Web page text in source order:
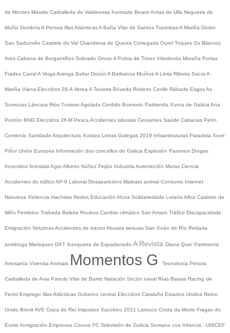
de Montes Maside Carballeda de Valdeorras Xermade BearizAntas de Ulla Negueira de
Muñiz Dumbría A Peroxa Illas AtlánticasA Baña Vilar de Santos TrasmirasA Mariña Dodro
San Sadurniño Castrelo do Val Chandrexa de Queixa Cortegada Ourol Toques Os Blancos
Ares Cabana de Bergantiños Sobrado Oroso A Pobra de Trives Vilardevós Moraña Portas
Frades CarralA Veiga Aranga Baltar Dozón A Barbanza MuíñosA Limia Ribeira Sacra A
Mariña Viana Eleccións 28-A Verea A Teixeira Bóveda Rodeiro Cenlle Rábade EsgosAs
Somozas Láncara Riós Turismo Agolada Cerdido Boimorto Padrenda Xunta de Galicia Ana
Pontón BNG Eleccións 26-M Pesca Accidentes laborais Cervantes Saúde Cabanas Petín
Comercio Sanidade Arquitectura Xustiza Letras Galegas 2019 Infraestruturas Paradela Xove
Piñor Unión Europea Información dos concellos de Galicia Explosión Paramos Drogas
Incendios forestaisAgro Alberto Núñez Feijóo Industria Automoción Muras Ciencia
Accidentes de tráfico AP-9 Laboral Desaparicións Maltrato animal Consumo Internet
Natureza Violencia machista Redes Educación Alcoa Solidariedade Lotaría Alfoz Castrelo de
Miño Feminino Trabada Baleira Roubos Cambio climático San Amaro Tráfico Discapacidade
Emigración VelutinasAccidentes de tractorAbusos sexuais San Xoán de Río Redada
antidroga Marisqueo DXT Xunqueira de Espadanedo A Revista Diana Quer Patrimonio
Artesanía Vivenda Animais Momentos G Tecnoloxía Pintura
Carballeda de Avia Parrulo Vilar de Barrio Natación Sector naval Rías Baixas Racing de
Ferrol Emprego Illas Atlánticas Goberno central Eleccións Cataluña Estados Unidos Reino
Unido BrexitAVE Copa do Rei Impostos Xacobeo 2021 Larouco Costa da Morte Fragas do
Eume Inmigración Empresas Coruxo FC Televisión de Galicia Semana coa Infancia - UNICEF